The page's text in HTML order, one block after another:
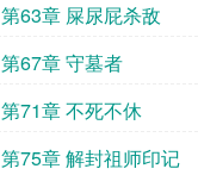
第63章 屎尿屁杀敌
第67章 守墓者
第71章 不死不休
第75章 解封祖师印记